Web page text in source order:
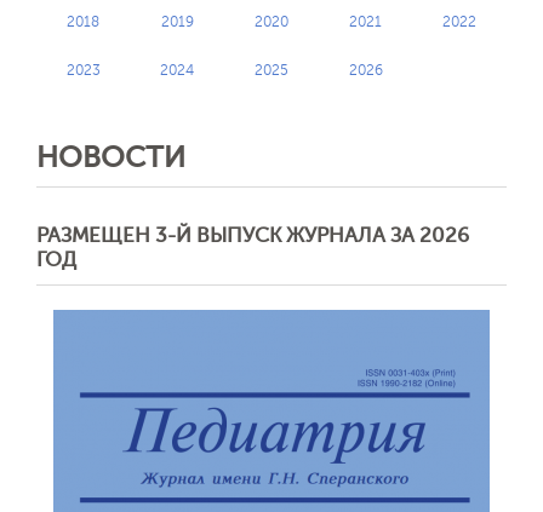
2018 2019 2020 2021 2022
2023 2024 2025 2026
НОВОСТИ
РАЗМЕЩЕН 3-Й ВЫПУСК ЖУРНАЛА ЗА 2026
ГОД